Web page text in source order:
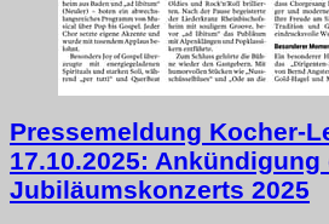
Pressemeldung Kocher-
17.10.2025: Ankündigung
Jubiläumskonzerts 2025